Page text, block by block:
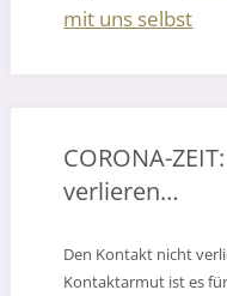
mit uns selbst
CORONA-
verlieren…
Den Kontakt nicht
Kontaktarmut ist es